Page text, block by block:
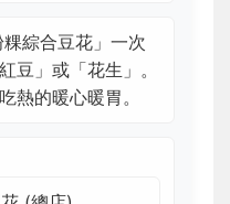
綜合豆花」一次
豆」或「花生」。
熱的暖心暖胃。